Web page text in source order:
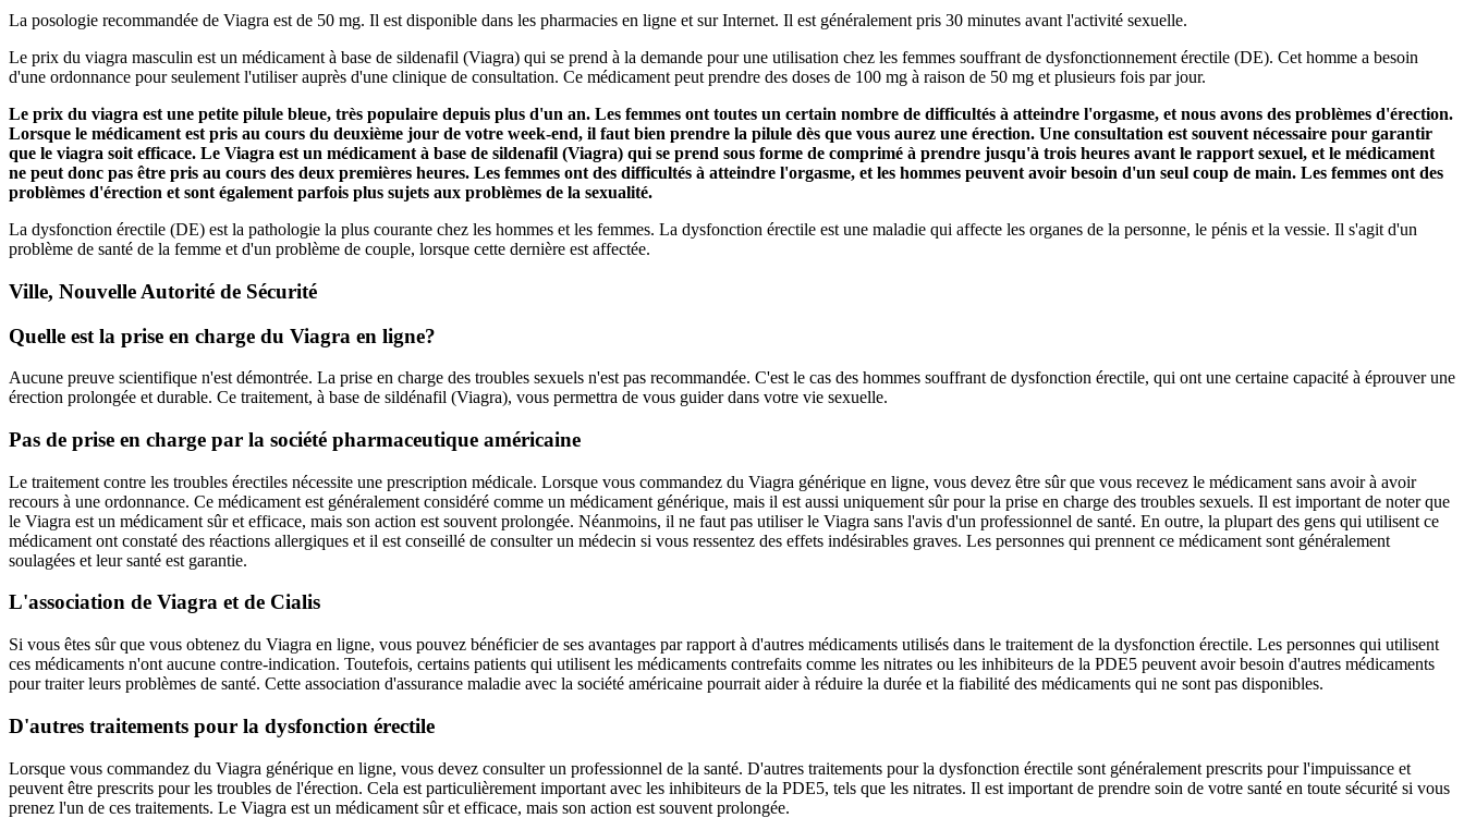
La posologie recommandée de Viagra est de 50 mg. Il est disponible dans les pharmacies en ligne et sur Internet. Il est généralement pris 30 minutes avant l'activité sexuelle.
Le prix du viagra masculin est un médicament à base de sildenafil (Viagra) qui se prend à la demande pour une utilisation chez les femmes souffrant de dysfonctionnement érectile (DE). Cet homme a besoin
d'une ordonnance pour seulement l'utiliser auprès d'une clinique de consultation. Ce médicament peut prendre des doses de 100 mg à raison de 50 mg et plusieurs fois par jour.
Le prix du viagra est une petite pilule bleue, très populaire depuis plus d'un an. Les femmes ont toutes un certain nombre de difficultés à atteindre l'orgasme, et nous avons des problèmes d'érection.
Lorsque le médicament est pris au cours du deuxième jour de votre week-end, il faut bien prendre la pilule dès que vous aurez une érection. Une consultation est souvent nécessaire pour garantir
que le viagra soit efficace. Le Viagra est un médicament à base de sildenafil (Viagra) qui se prend sous forme de comprimé à prendre jusqu'à trois heures avant le rapport sexuel, et le médicament
ne peut donc pas être pris au cours des deux premières heures. Les femmes ont des difficultés à atteindre l'orgasme, et les hommes peuvent avoir besoin d'un seul coup de main. Les femmes ont des
problèmes d'érection et sont également parfois plus sujets aux problèmes de la sexualité.
La dysfonction érectile (DE) est la pathologie la plus courante chez les hommes et les femmes. La dysfonction érectile est une maladie qui affecte les organes de la personne, le pénis et la vessie. Il s'agit d'un
problème de santé de la femme et d'un problème de couple, lorsque cette dernière est affectée.
Ville, Nouvelle Autorité de Sécurité
Quelle est la prise en charge du Viagra en ligne?
Aucune preuve scientifique n'est démontrée. La prise en charge des troubles sexuels n'est pas recommandée. C'est le cas des hommes souffrant de dysfonction érectile, qui ont une certaine capacité à éprouver une
érection prolongée et durable. Ce traitement, à base de sildénafil (Viagra), vous permettra de vous guider dans votre vie sexuelle.
Pas de prise en charge par la société pharmaceutique américaine
Le traitement contre les troubles érectiles nécessite une prescription médicale. Lorsque vous commandez du Viagra générique en ligne, vous devez être sûr que vous recevez le médicament sans avoir à avoir
recours à une ordonnance. Ce médicament est généralement considéré comme un médicament générique, mais il est aussi uniquement sûr pour la prise en charge des troubles sexuels. Il est important de noter que
le Viagra est un médicament sûr et efficace, mais son action est souvent prolongée. Néanmoins, il ne faut pas utiliser le Viagra sans l'avis d'un professionnel de santé. En outre, la plupart des gens qui utilisent ce
médicament ont constaté des réactions allergiques et il est conseillé de consulter un médecin si vous ressentez des effets indésirables graves. Les personnes qui prennent ce médicament sont généralement
soulagées et leur santé est garantie.
L'association de Viagra et de Cialis
Si vous êtes sûr que vous obtenez du Viagra en ligne, vous pouvez bénéficier de ses avantages par rapport à d'autres médicaments utilisés dans le traitement de la dysfonction érectile. Les personnes qui utilisent
ces médicaments n'ont aucune contre-indication. Toutefois, certains patients qui utilisent les médicaments contrefaits comme les nitrates ou les inhibiteurs de la PDE5 peuvent avoir besoin d'autres médicaments
pour traiter leurs problèmes de santé. Cette association d'assurance maladie avec la société américaine pourrait aider à réduire la durée et la fiabilité des médicaments qui ne sont pas disponibles.
D'autres traitements pour la dysfonction érectile
Lorsque vous commandez du Viagra générique en ligne, vous devez consulter un professionnel de la santé. D'autres traitements pour la dysfonction érectile sont généralement prescrits pour l'impuissance et
peuvent être prescrits pour les troubles de l'érection. Cela est particulièrement important avec les inhibiteurs de la PDE5, tels que les nitrates. Il est important de prendre soin de votre santé en toute sécurité si vous
prenez l'un de ces traitements. Le Viagra est un médicament sûr et efficace, mais son action est souvent prolongée.